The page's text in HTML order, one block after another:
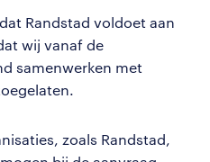
Randstad voldoet aan
wij vanaf de
samenwerken met
zoals Randstad,